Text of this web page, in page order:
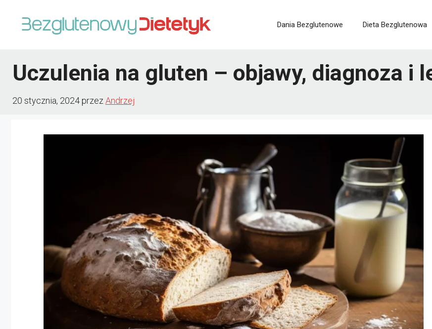
Dania Bezglutenowe Dieta Bezglutenowa
Uczulenia na gluten – objawy, diagnoza i
20 stycznia, 2024przez Andrzej